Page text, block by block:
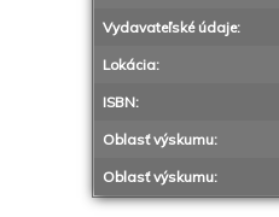
Vydavateľské údaje:
Lokácia:
ISBN:
Oblasť výskumu:
Oblasť výskumu: